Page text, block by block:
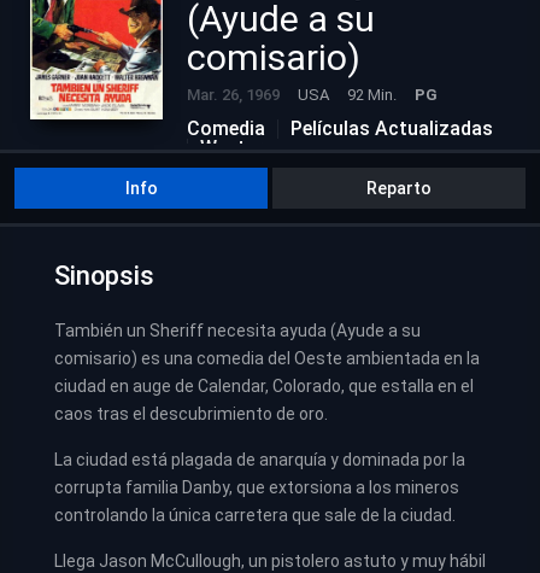
(Ayude a su
comisario)
Mar. 26, 1969 USA 92 Min. PG
Comedia
Películas Actualizadas
Western
Info Reparto
Sinopsis
También un Sheriff necesita ayuda (Ayude a su
comisario) es una comedia del Oeste ambientada en la
ciudad en auge de Calendar, Colorado, que estalla en el
caos tras el descubrimiento de oro.
La ciudad está plagada de anarquía y dominada por la
corrupta familia Danby, que extorsiona a los mineros
controlando la única carretera que sale de la ciudad.
Llega Jason McCullough, un pistolero astuto y muy hábil